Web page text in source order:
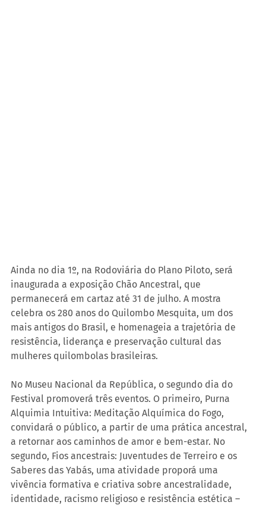
Ainda no dia 1º, na Rodoviária do Plano Piloto, será
inaugurada a exposição Chão Ancestral, que
permanecerá em cartaz até 31 de julho. A mostra
celebra os 280 anos do Quilombo Mesquita, um dos
mais antigos do Brasil, e homenageia a trajetória de
resistência, liderança e preservação cultural das
mulheres quilombolas brasileiras.
No Museu Nacional da República, o segundo dia do
Festival promoverá três eventos. O primeiro, Purna
Alquimia Intuitiva: Meditação Alquímica do Fogo,
convidará o público, a partir de uma prática ancestral,
a retornar aos caminhos de amor e bem-estar. No
segundo, Fios ancestrais: Juventudes de Terreiro e os
Saberes das Yabás, uma atividade proporá uma
vivência formativa e criativa sobre ancestralidade,
identidade, racismo religioso e resistência estética –